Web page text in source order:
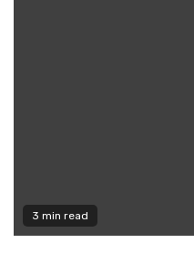
3 min read